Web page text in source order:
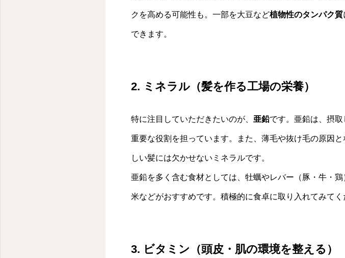
クを高める可能性も。一部を大豆など植物性のタンパク質
できます。
2. ミネラル（髪を作る工場の栄養）
特に注目していただきたいのが、 亜鉛です。亜鉛は、摂
重要な役割を担っています。また、薄毛や抜け毛の原因
しい髪には欠かせないミネラルです。
亜鉛を多く含む食材としては、牡蠣やレバー（豚・牛・
米などがおすすめです。積極的に食卓に取り入れてみてく
3. ビタミン（頭皮・肌の環境を整える）